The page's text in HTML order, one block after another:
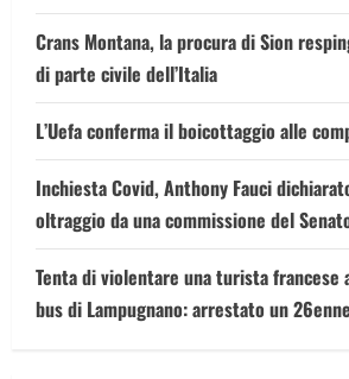
Crans Montana, la procura di Sion
di parte civile dell’Italia
L’Uefa conferma il boicottaggio alle
Inchiesta Covid, Anthony Fauci
oltraggio da una commissione del
Tenta di violentare una turista francese
bus di Lampugnano: arrestato un 26enne